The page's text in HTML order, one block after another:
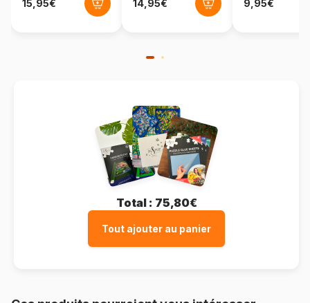
Format boîte Boîte en carton
Total : 75,80€
Tout ajouter au panier